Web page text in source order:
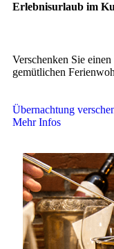
Erlebnisurlaub im
Verschenken Sie
gemütlichen
Übernachtung
Mehr Infos